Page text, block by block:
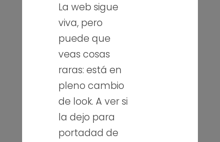
La web sigue
viva, pero
puede que
veas cosas
raras: está en
pleno cambio
de look. A ver si
la dejo para
portadad de